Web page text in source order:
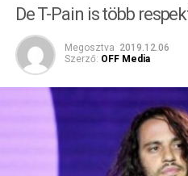
De T-Pain is több
Megosztva 2019.12.06
Szerző: OFF Media